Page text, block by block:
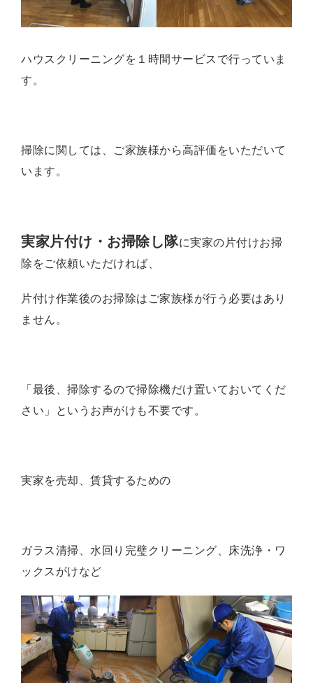
ハウスクリーニングを１時間サービスで行っていま
す。
掃除に関しては、ご家族様から高評価をいただいて
います。
実家片付け・お掃除し隊に実家の片付けお掃
除をご依頼いただければ、
片付け作業後のお掃除はご家族様が行う必要はあり
ません。
「最後、掃除するので掃除機だけ置いておいてくだ
さい」というお声がけも不要です。
実家を売却、賃貸するための
ガラス清掃、水回り完璧クリーニング、床洗浄・ワ
ックスがけなど